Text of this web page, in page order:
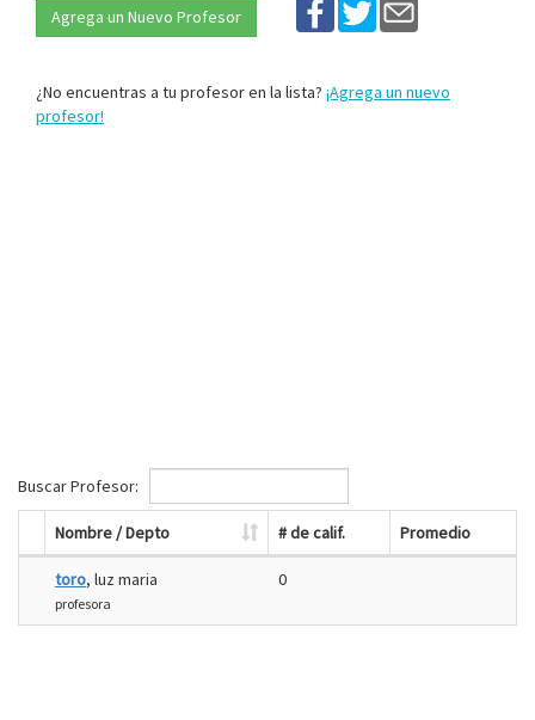
Agrega un Nuevo Profesor
¿No encuentras a tu profesor en la lista? ¡Agrega un nuevo
profesor!
Buscar Profesor:
Nombre / Depto # de calif. Promedio
toro, luz maria
profesora
0